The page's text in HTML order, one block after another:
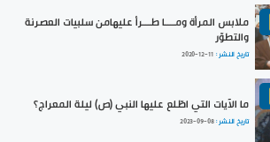
ملابس المرأة ومــــا طـــرأ عليهامن سلبيات العصرنة
والتطوّر
تاريخ النشر : 2020-12-11
ما الآيات التي اطّلع عليها النبي (ص) ليلة المعراج؟
تاريخ النشر :2023-09-08